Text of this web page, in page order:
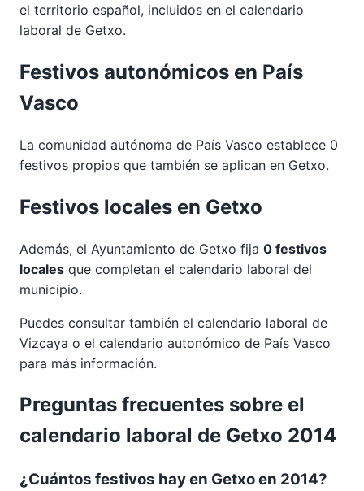
el territorio español, incluidos en el calendario
laboral de Getxo.
Festivos autonómicos en País
Vasco
La comunidad autónoma de País Vasco establece 0
festivos propios que también se aplican en Getxo.
Festivos locales en Getxo
Además, el Ayuntamiento de Getxo fija 0 festivos
locales que completan el calendario laboral del
municipio.
Puedes consultar también el calendario laboral de
Vizcaya o el calendario autonómico de País Vasco
para más información.
Preguntas frecuentes sobre el
calendario laboral de Getxo 2014
¿Cuántos festivos hay en Getxo en 2014?